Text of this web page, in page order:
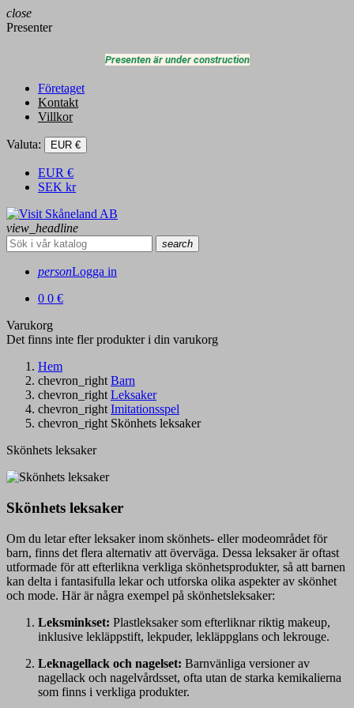
close
Presenter
Presenten är under construction
Företaget
Kontakt
Villkor
Valuta: EUR €
EUR €
SEK kr
view_headline
search
personLogga in
0 0 €
Varukorg
Det finns inte fler produkter i din varukorg
Hem
chevron_right Barn
chevron_right Leksaker
chevron_right Imitationsspel
chevron_right Skönhets leksaker
Skönhets leksaker
Skönhets leksaker
Om du letar efter leksaker inom skönhets- eller modeområdet för
barn, finns det flera alternativ att överväga. Dessa leksaker är oftast
utformade för att efterlikna verkliga skönhetsprodukter, så att barnen
kan delta i fantasifulla lekar och utforska olika aspekter av skönhet
och mode. Här är några exempel på skönhetsleksaker:
Leksminkset: Plastleksaker som efterliknar riktig makeup,
inklusive lekläppstift, lekpuder, lekläppglans och lekrouge.
Leknagellack och nagelset: Barnvänliga versioner av
nagellack och nagelvårdsset, ofta utan de starka kemikalierna
som finns i verkliga produkter.